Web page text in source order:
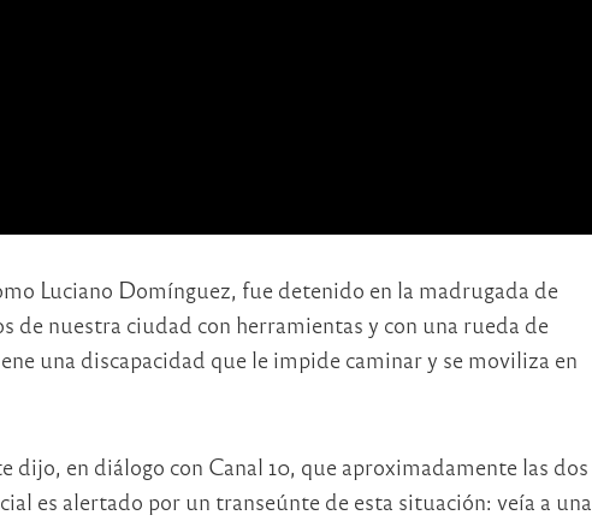
Luciano Domínguez, fue detenido en la madrugada de
de nuestra ciudad con herramientas y con una rueda de
una discapacidad que le impide caminar y se moviliza en
dijo, en diálogo con Canal 10, que aproximadamente las dos
es alertado por un transeúnte de esta situación: veía a una